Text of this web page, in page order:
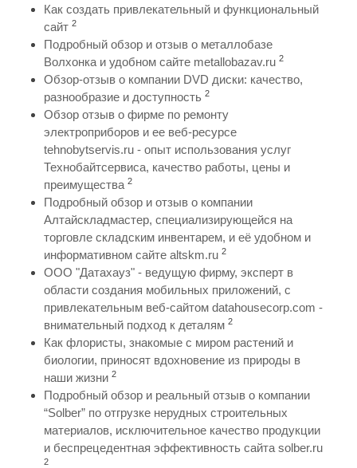
Как создать привлекательный и функциональный
сайт 2
Подробный обзор и отзыв о металлобазе
Волхонка и удобном сайте metallobazav.ru 2
Обзор-отзыв о компании DVD диски: качество,
разнообразие и доступность 2
Обзор отзыв о фирме по ремонту
электроприборов и ее веб-ресурсе
tehnobytservis.ru - опыт использования услуг
Технобайтсервиса, качество работы, цены и
преимущества 2
Подробный обзор и отзыв о компании
Алтайскладмастер, специализирующейся на
торговле складским инвентарем, и её удобном и
информативном сайте altskm.ru 2
ООО "Датахауз" - ведущую фирму, эксперт в
области создания мобильных приложений, с
привлекательным веб-сайтом datahousecorp.com -
внимательный подход к деталям 2
Как флористы, знакомые с миром растений и
биологии, приносят вдохновение из природы в
наши жизни 2
Подробный обзор и реальный отзыв о компании
“Solber” по отгрузке нерудных строительных
материалов, исключительное качество продукции
и беспрецедентная эффективность сайта solber.ru
2